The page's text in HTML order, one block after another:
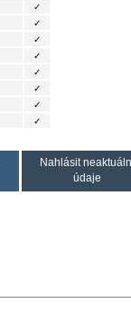
✓
✓
✓
✓
✓
✓
✓
✓
Nahlásit
údaje